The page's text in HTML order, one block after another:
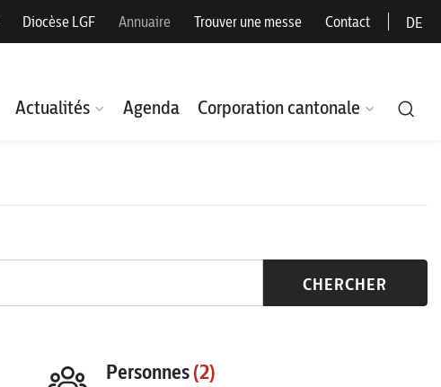
Diocèse LGF Annuaire Trouver une messe Contact DE
Actualités Agenda Corporation cantonale
CHERCHER
Personnes(2)